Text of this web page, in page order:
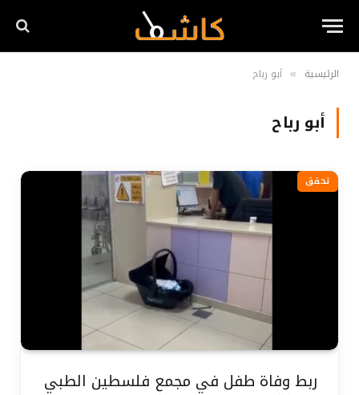
الرئيسية » أبو رباح
أبو رباح
تحقق
ربط وفاة طفل في مجمع فلسطين الطبي